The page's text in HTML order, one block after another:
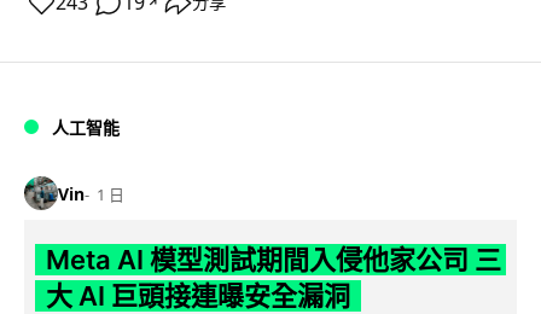
人工智能
Vin 1 日
Meta AI 模型測試期間入侵他家公司 三
大 AI 巨頭接連曝安全漏洞